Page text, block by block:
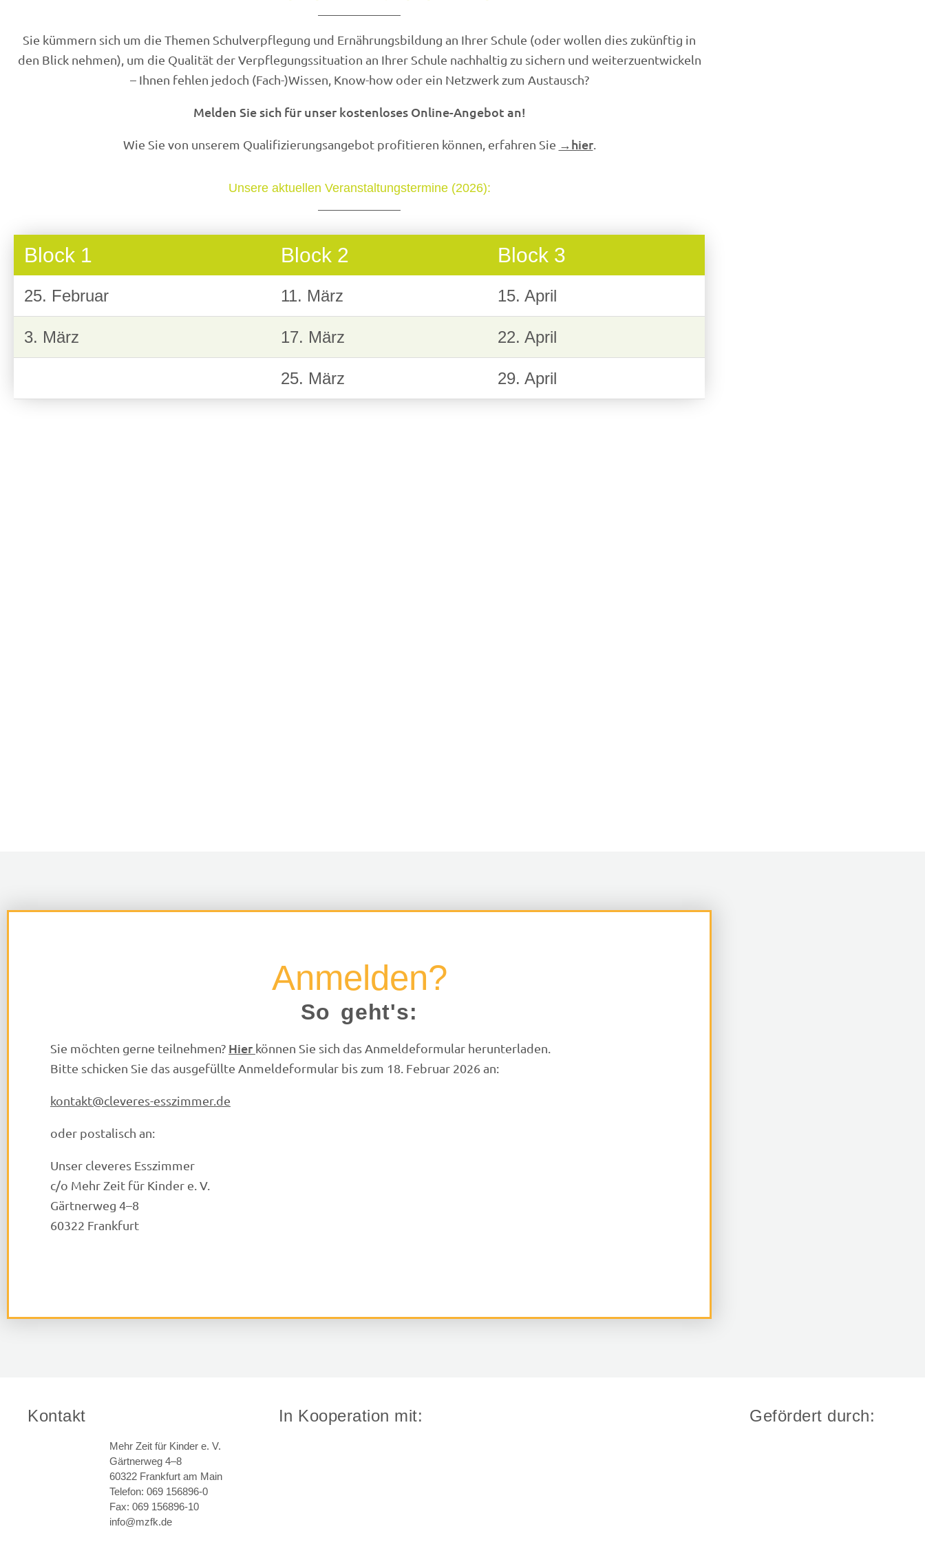
Sie kümmern sich um die Themen Schulverpflegung und Ernährungsbildung an Ihrer Schule (oder wollen dies zukünftig in
den Blick nehmen), um die Qualität der Verpflegungssituation an Ihrer Schule nachhaltig zu sichern und weiterzuentwickeln
– Ihnen fehlen jedoch (Fach-)Wissen, Know-how oder ein Netzwerk zum Austausch?
Melden Sie sich für unser kostenloses Online-Angebot an!
Wie Sie von unserem Qualifizierungsangebot profitieren können, erfahren Sie →hier.
Unsere aktuellen Veranstaltungstermine (2026):
Block 1 Block 2 Block 3
25. Februar 11. März 15. April
3. März 17. März 22. April
25. März 29. April
Anmelden?
So geht's:
Sie möchten gerne teilnehmen? Hier können Sie sich das Anmeldeformular herunterladen.
Bitte schicken Sie das ausgefüllte Anmeldeformular bis zum 18. Februar 2026 an:
kontakt@cleveres-esszimmer.de
oder postalisch an:
Unser cleveres Esszimmer
c/o Mehr Zeit für Kinder e. V.
Gärtnerweg 4–8
60322 Frankfurt
Kontakt
Mehr Zeit für Kinder e. V.
Gärtnerweg 4–8
60322 Frankfurt am Main
Telefon: 069 156896-0
Fax: 069 156896-10
info@mzfk.de
In Kooperation mit: Gefördert durch: